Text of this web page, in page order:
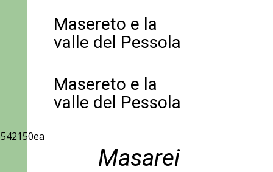
Masereto e la
valle del Pessola
Masereto e la
valle del Pessola
Masarei